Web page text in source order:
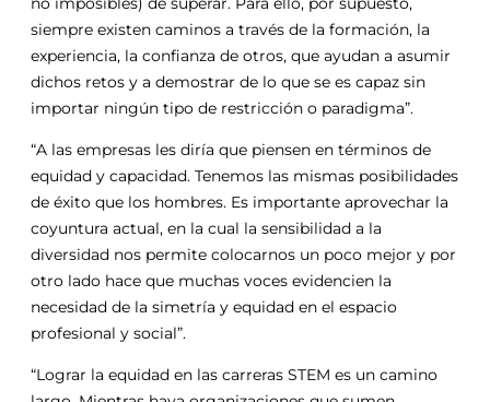
siempre existen caminos a través de la formación, la
experiencia, la confianza de otros, que ayudan a asumir
dichos retos y a demostrar de lo que se es capaz sin
importar ningún tipo de restricción o paradigma”.
“A las empresas les diría que piensen en términos de
equidad y capacidad. Tenemos las mismas posibilidades
de éxito que los hombres. Es importante aprovechar la
coyuntura actual, en la cual la sensibilidad a la
diversidad nos permite colocarnos un poco mejor y por
otro lado hace que muchas voces evidencien la
necesidad de la simetría y equidad en el espacio
profesional y social”.
“Lograr la equidad en las carreras STEM es un camino